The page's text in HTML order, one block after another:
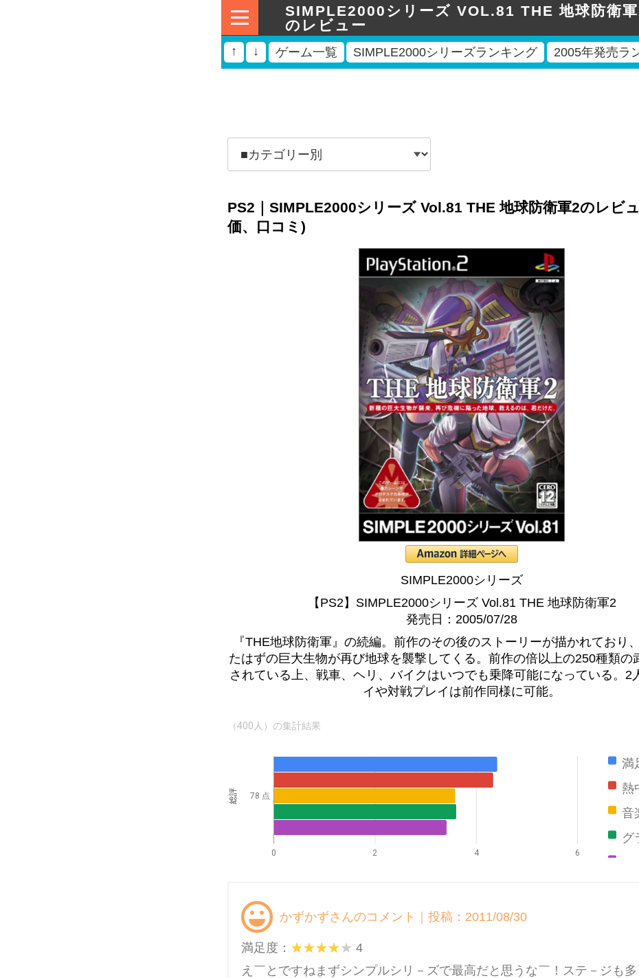
SIMPLE2000シリーズ VOL.81 THE 地球防衛
のレビュー
↑ ↓ ゲーム一覧 SIMPLE2000シリーズランキング 2005年発売ラ
PS2｜SIMPLE2000シリーズ Vol.81 THE 地球防衛軍2のレビ
価、口コミ)
SIMPLE2000シリーズ
【PS2】SIMPLE2000シリーズ Vol.81 THE 地球防衛軍2
発売日：2005/07/28
『THE地球防衛軍』の続編。前作のその後のストーリーが描かれており
たはずの巨大生物が再び地球を襲撃してくる。前作の倍以上の250種類の
されている上、戦車、ヘリ、バイクはいつでも乗降可能になっている。2
イや対戦プレイは前作同様に可能。
（400人）の集計結果
満
熱
音
グ
0 2 4 6
78 点
総評
かずかずさんのコメント｜投稿：2011/08/30
満足度：
4
え￣とですねまずシンプルシリ－ズで最高だと思うな￣！ステ－ジも